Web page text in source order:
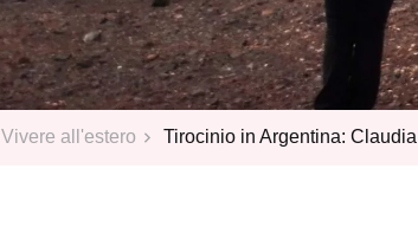
Vivere all'estero Tirocinio in Argentina: